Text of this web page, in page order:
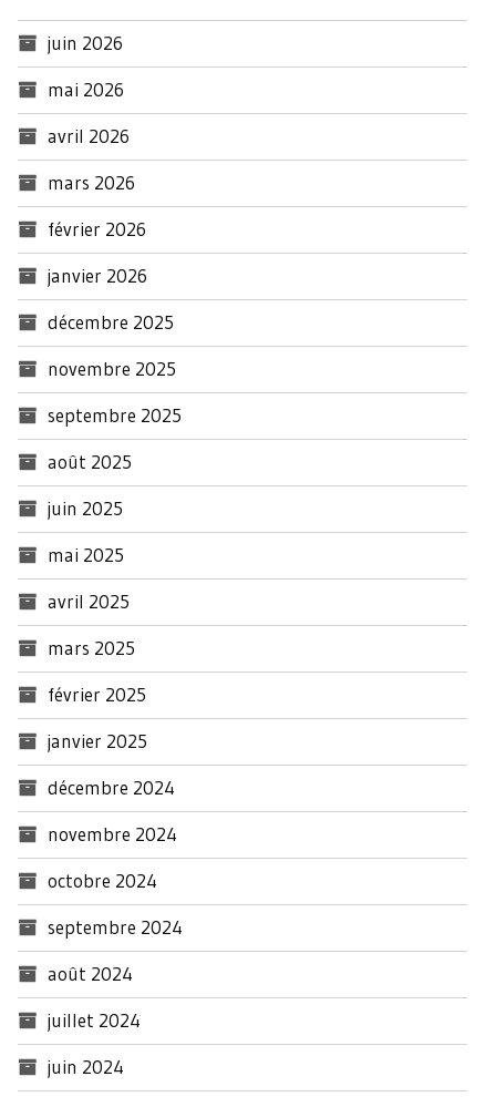
juin 2026
mai 2026
avril 2026
mars 2026
février 2026
janvier 2026
décembre 2025
novembre 2025
septembre 2025
août 2025
juin 2025
mai 2025
avril 2025
mars 2025
février 2025
janvier 2025
décembre 2024
novembre 2024
octobre 2024
septembre 2024
août 2024
juillet 2024
juin 2024